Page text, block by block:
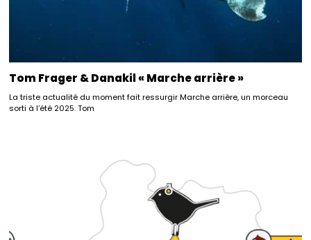
Tom Frager & Danakil « Marche arrière »
La triste actualité du moment fait ressurgir Marche arrière, un morceau
sorti à l’été 2025. Tom